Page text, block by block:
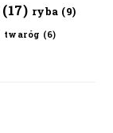
(17) ryba (9)
twaróg (6)